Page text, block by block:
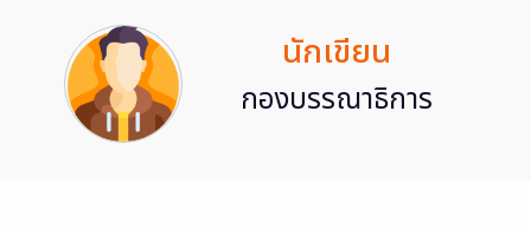
นักเขียน
กองบรรณาธิการ